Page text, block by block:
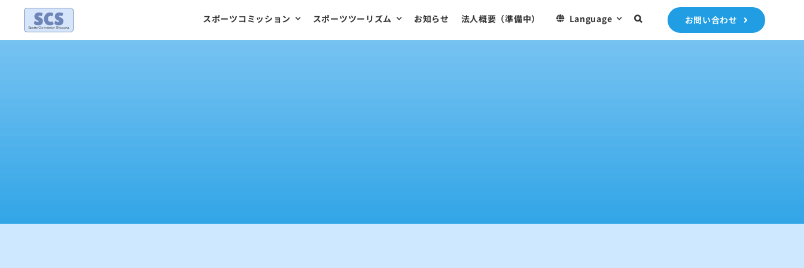
content
スポーツコミッション スポーツツーリズム お知らせ 法人概要（準備中） Language お問い合わせ